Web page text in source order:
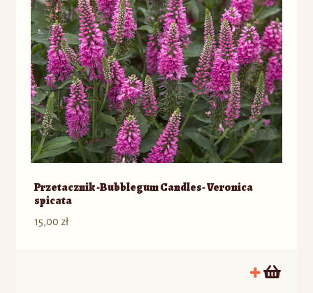
Przetacznik -Bubblegum Candles- Veronica
spicata
15,00 zł